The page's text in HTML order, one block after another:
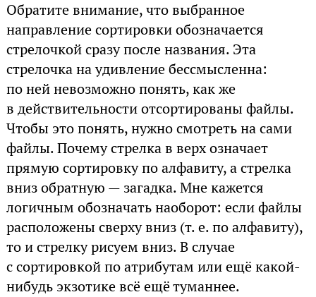
Обратите внимание, что выбранное
направление сортировки обозначается
стрелочкой сразу после названия. Эта
стрелочка на удивление бессмысленна:
по ней невозможно понять, как же
в действительности отсортированы файлы.
Чтобы это понять, нужно смотреть на сами
файлы. Почему стрелка в верх означает
прямую сортировку по алфавиту, а стрелка
вниз обратную — загадка. Мне кажется
логичным обозначать наоборот: если файлы
расположены сверху вниз (т. е. по алфавиту),
то и стрелку рисуем вниз. В случае
с сортировкой по атрибутам или ещё какой-
нибудь экзотике всё ещё туманнее.